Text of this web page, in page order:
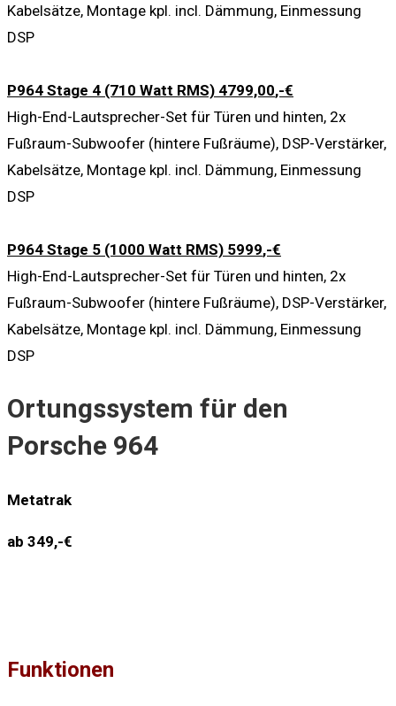
Kabelsätze, Montage kpl. incl. Dämmung, Einmessung
DSP
P964 Stage 4 (710 Watt RMS) 4799,00,-€
High-End-Lautsprecher-Set für Türen und hinten, 2x
Fußraum-Subwoofer (hintere Fußräume), DSP-Verstärker,
Kabelsätze, Montage kpl. incl. Dämmung, Einmessung
DSP
P964 Stage 5 (1000 Watt RMS) 5999,-€
High-End-Lautsprecher-Set für Türen und hinten, 2x
Fußraum-Subwoofer (hintere Fußräume), DSP-Verstärker,
Kabelsätze, Montage kpl. incl. Dämmung, Einmessung
DSP
Ortungssystem für den
Porsche 964
Metatrak
ab 349,-€
Funktionen